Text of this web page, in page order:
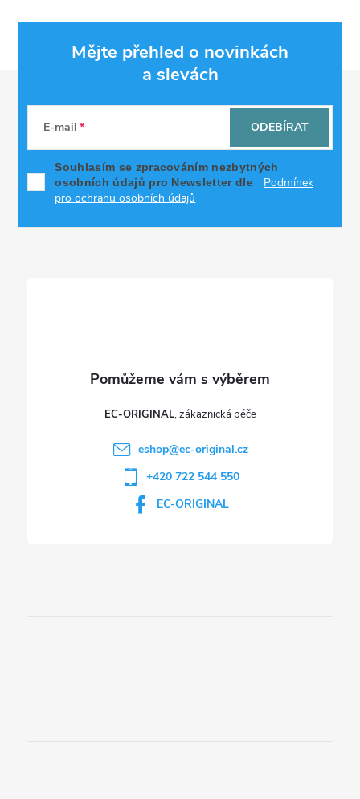
Mějte přehled o novinkách
a slevách
E-mail
Souhlasím se zpracováním nezbytných
osobních údajů pro Newsletter dle
Podmínek
pro ochranu osobních údajů
ODEBÍRAT
EC-ORIGINAL
eshop@ec-original.cz
+420 722 544 550
EC-ORIGINAL